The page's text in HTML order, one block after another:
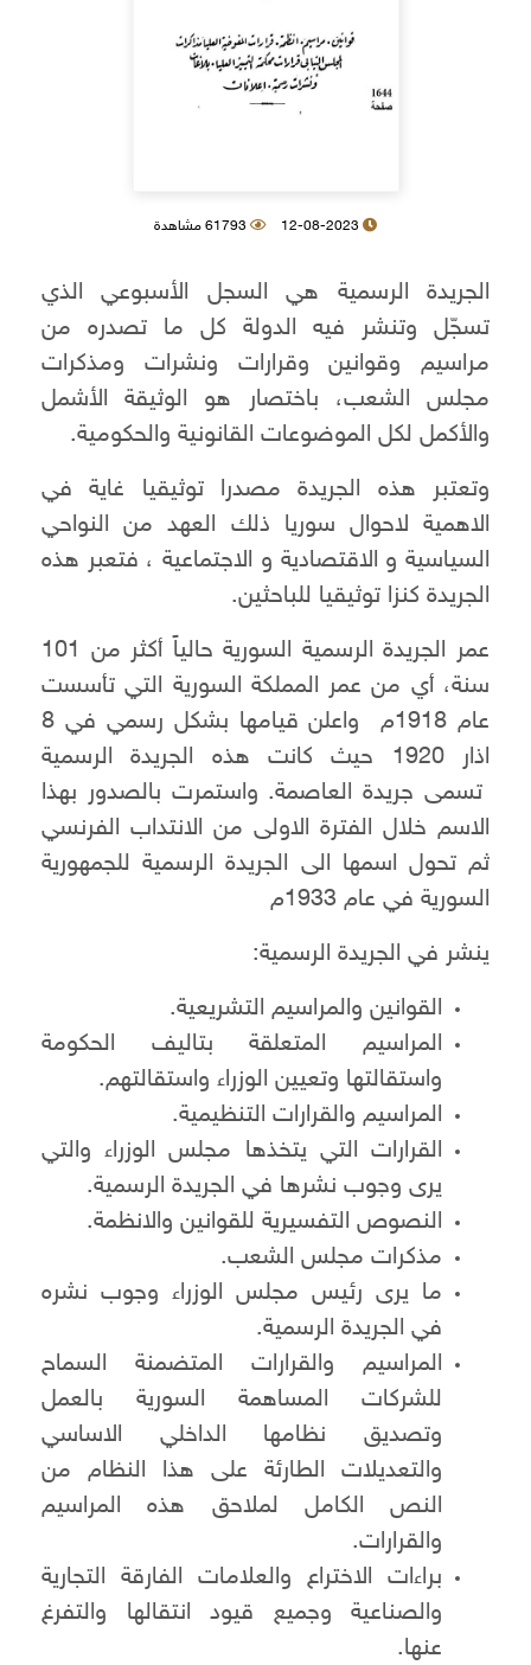
12-08-2023 61793 مشاهدة
الجريدة الرسمية هي السجل الأسبوعي الذي
تسجّل وتنشر فيه الدولة كل ما تصدره من
مراسيم وقوانين وقرارات ونشرات ومذكرات
مجلس الشعب، باختصار هو الوثيقة الأشمل
والأكمل لكل الموضوعات القانونية والحكومية.
وتعتبر هذه الجريدة مصدرا توثيقيا غاية في
الاهمية لاحوال سوريا ذلك العهد من النواحي
السياسية و الاقتصادية و الاجتماعية ، فتعبر هذه
الجريدة كنزا توثيقيا للباحثين.
عمر الجريدة الرسمية السورية حالياً أكثر من 101
سنة، أي من عمر المملكة السورية التي تأسست
عام 1918م واعلن قيامها بشكل رسمي في 8
اذار 1920 حيث كانت هذه الجريدة الرسمية
تسمى جريدة العاصمة. واستمرت بالصدور بهذا
الاسم خلال الفترة الاولى من الانتداب الفرنسي
ثم تحول اسمها الى الجريدة الرسمية للجمهورية
السورية في عام 1933م
ينشر في الجريدة الرسمية:
القوانين والمراسيم التشريعية.
المراسيم المتعلقة بتاليف الحكومة
واستقالتها وتعيين الوزراء واستقالتهم.
المراسيم والقرارات التنظيمية.
القرارات التي يتخذها مجلس الوزراء والتي
يرى وجوب نشرها في الجريدة الرسمية.
النصوص التفسيرية للقوانين والانظمة.
مذكرات مجلس الشعب.
ما يرى رئيس مجلس الوزراء وجوب نشره
في الجريدة الرسمية.
المراسيم والقرارات المتضمنة السماح
للشركات المساهمة السورية بالعمل
وتصديق نظامها الداخلي الاساسي
والتعديلات الطارئة على هذا النظام من
النص الكامل لملاحق هذه المراسيم
والقرارات.
براءات الاختراع والعلامات الفارقة التجارية
والصناعية وجميع قيود انتقالها والتفرغ
عنها.